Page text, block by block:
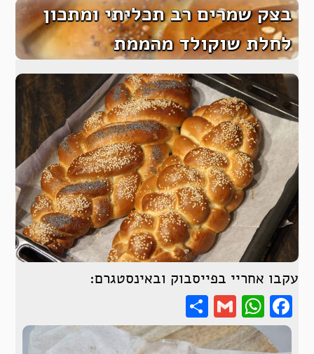
בצק שמרים רב תכליתי ומתכון
לחלת שוקולד מהממת
עקבו אחריי בפייסבוק ובאינסטגרם:
Facebook
WhatsApp
Gmail